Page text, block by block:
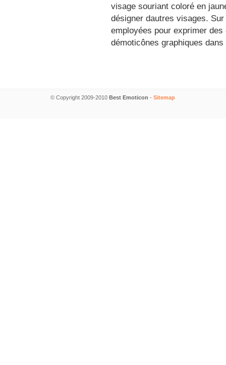
visage souriant coloré en
désigner dautres visages.
employées pour exprimer
démoticônes graphiques
© Copyright 2009-2010 Best Emoticon - Sitemap